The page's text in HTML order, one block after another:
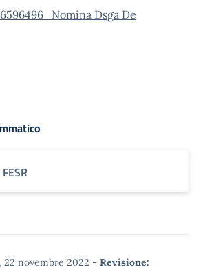
Dsga De
22 novembre 2022 - Revisione: